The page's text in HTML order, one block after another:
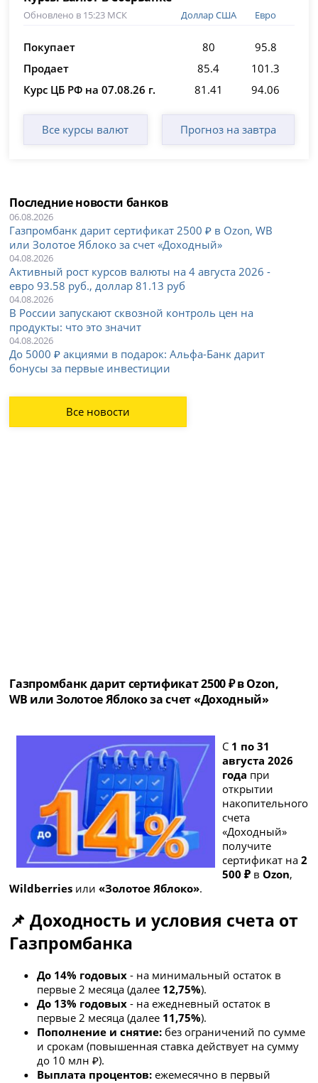
Обновлено в 15:23 МСК Доллар США Евро
Покупает 80
95.8
Продает
85.4
101.3
Курс ЦБ РФ на 07.08.26 г.
81.41 94.06
Все курсы валют Прогноз на завтра
Последние новости банков
06.08.2026
Газпромбанк дарит сертификат 2500 ₽ в Ozon, WB
или Золотое Яблоко за счет «Доходный»
04.08.2026
Активный рост курсов валюты на 4 августа 2026 -
евро 93.58 руб., доллар 81.13 руб
04.08.2026
В России запускают сквозной контроль цен на
продукты: что это значит
04.08.2026
До 5000 ₽ акциями в подарок: Альфа-Банк дарит
бонусы за первые инвестиции
Все новости
Газпромбанк дарит сертификат 2500 ₽ в Ozon,
WB или Золотое Яблоко за счет «Доходный»
С 1 по 31
августа 2026
года при
открытии
накопительного
счета
«Доходный»
получите
сертификат на2
500 ₽ вOzon,
Wildberries или«Золотое Яблоко».
📌 Доходность и условия счета от
Газпромбанка
До 14% годовых- на минимальный остаток в
первые 2 месяца (далее 12,75%).
До 13% годовых- на ежедневный остаток в
первые 2 месяца (далее 11,75%).
Пополнение и снятие:без ограничений по сумме
и срокам (повышенная ставка действует на сумму
до 10 млн ₽).
Выплата процентов:ежемесячно в первый